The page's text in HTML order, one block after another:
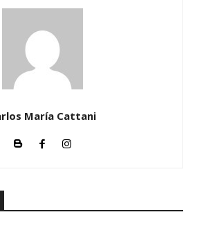
María Cattani